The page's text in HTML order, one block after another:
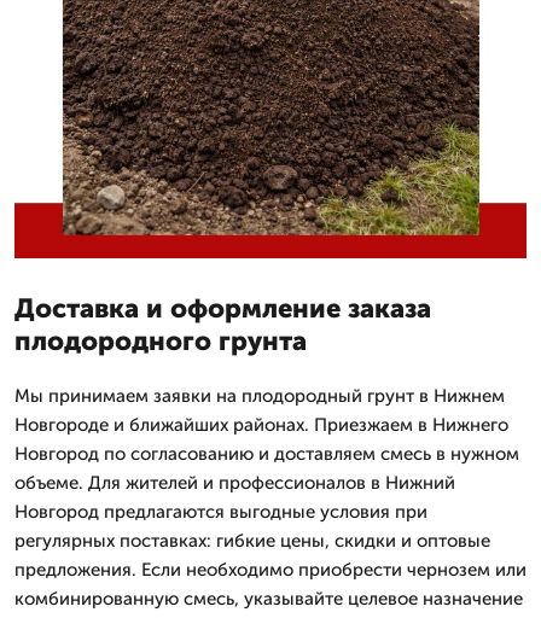
Доставка и оформление заказа
плодородного грунта
Мы принимаем заявки на плодородный грунт в Нижнем
Новгороде и ближайших районах. Приезжаем в Нижнего
Новгород по согласованию и доставляем смесь в нужном
объеме. Для жителей и профессионалов в Нижний
Новгород предлагаются выгодные условия при
регулярных поставках: гибкие цены, скидки и оптовые
предложения. Если необходимо приобрести чернозем или
комбинированную смесь, указывайте целевое назначение